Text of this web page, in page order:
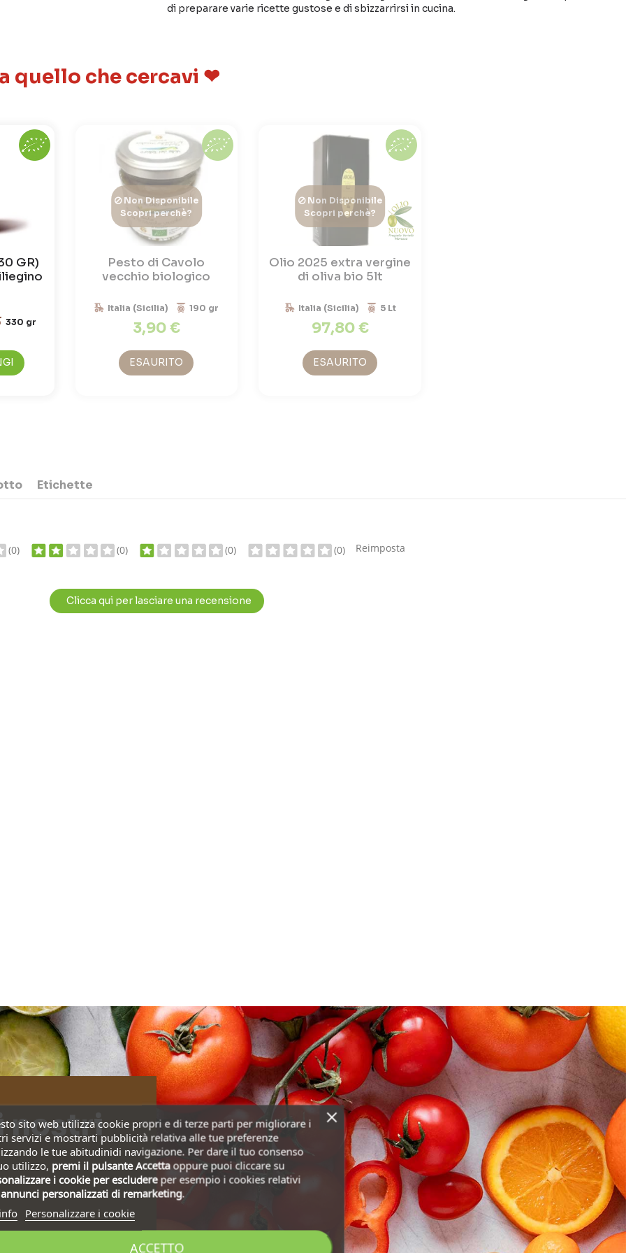
di preparare varie ricette gustose e di sbizzarrirsi in cucina.
quello che cercavi ❤
GR)
330 gr
Non Disponibile
Scopri perchè?
Pesto di Cavolo
vecchio biologico
Italia (Sicilia) 190 gr
3,90 €
ESAURITO
Non Disponibile
Scopri perchè?
Olio 2025 extra vergine
di oliva bio 5lt
Italia (Sicilia) 5 Lt
97,80 €
ESAURITO
Etichette
(0) (0) (0) (0) Reimposta
Clicca qui per lasciare una recensione
nostri
sito web utilizza cookie propri e di terze parti per migliorare i
servizi e mostrarti pubblicità relativa alle tue preferenze
le tue abitudinidi navigazione. Per dare il tuo consenso
utilizzo, premi il pulsante Accettaoppure puoi cliccare su
i cookie per escludereper esempio i cookies relativi
annunci personalizzati di remarketing.
Personalizzare i cookie
ACCETTO